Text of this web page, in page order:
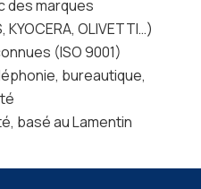
des marques
OLIVETTI…)
(ISO 9001)
bureautique,
basé au Lamentin